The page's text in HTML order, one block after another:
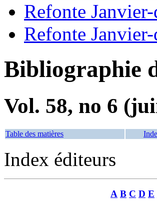
Refonte
Refonte
Bibliographie
Vol. 58, no 6
Table des matières
Index éditeurs
A B C D E